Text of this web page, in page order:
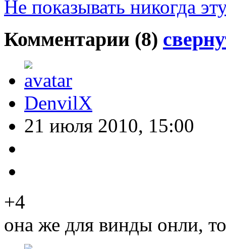
Не показывать никогда
Комментарии (8)
DenvilX
21 июля 2010, 15:00
+4
она же для винды онли,